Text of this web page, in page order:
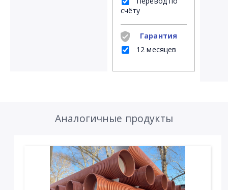
счёту
Гарантия
12 месяцев
Аналогичные продукты